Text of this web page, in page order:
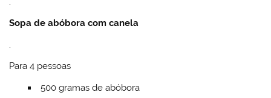
Sopa de abóbora com canela
.
Para 4 pessoas
500 gramas de abóbora